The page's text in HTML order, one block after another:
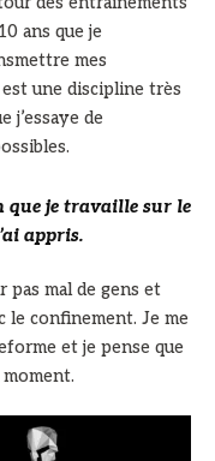
ans que je
mes
est une discipline très
j’essaye de
que je travaille sur le
appris.
mal de gens et
le confinement. Je me
et je pense que